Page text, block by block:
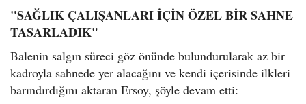
"SAĞLIK ÇALIŞANLARI İÇİN ÖZEL BİR SAHNE
TASARLADIK"
Balenin salgın süreci göz önünde bulundurularak az bir
kadroyla sahnede yer alacağını ve kendi içerisinde ilkleri
barındırdığını aktaran Ersoy, şöyle devam etti: